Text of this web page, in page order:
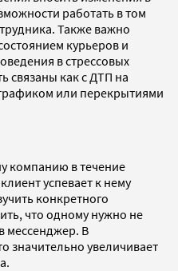
работать в том
Также важно
курьеров и
в стрессовых
связаны как с ДТП на
или перекрытиями
компанию в течение
успевает к нему
конкретного
что одному нужно не
мессенджер. В
значительно увеличивает